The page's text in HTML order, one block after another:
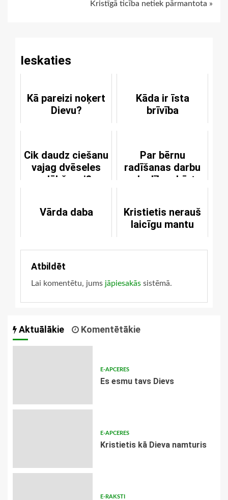
Kristīgā ticība netiek pārmantota »
Ieskaties
Kā pareizi noķert
Dievu?
Kāda ir īsta
brīvība
Cik daudz ciešanu
vajag dvēseles
glābšanai?
Par bērnu
radīšanas darbu
un laulības kārtu
Vārda daba
Kristietis nerauš
laicīgu mantu
Atbildēt
Lai komentētu, jums jāpiesakās sistēmā.
Aktuālākie Komentētākie
E-APCERES
Es esmu tavs Dievs
E-APCERES
Kristietis kā Dieva namturis
E-RAKSTI